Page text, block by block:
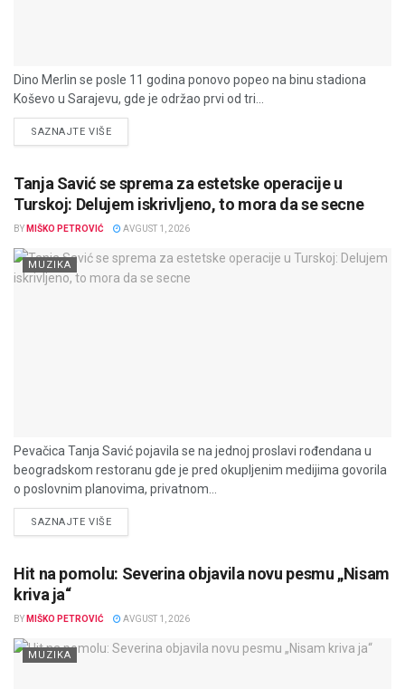
Dino Merlin se posle 11 godina ponovo popeo na binu stadiona
Koševo u Sarajevu, gde je održao prvi od tri...
SAZNAJTE VIŠEDETAILS
Tanja Savić se sprema za estetske operacije u
Turskoj: Delujem iskrivljeno, to mora da se secne
BY MIŠKO PETROVIĆ AVGUST 1, 2026
MUZIKA
Pevačica Tanja Savić pojavila se na jednoj proslavi rođendana u
beogradskom restoranu gde je pred okupljenim medijima govorila
o poslovnim planovima, privatnom...
SAZNAJTE VIŠEDETAILS
Hit na pomolu: Severina objavila novu pesmu „Nisam
kriva ja“
BY MIŠKO PETROVIĆ AVGUST 1, 2026
MUZIKA